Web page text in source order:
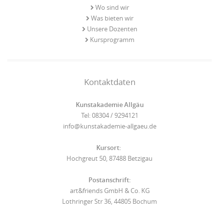
Wo sind wir
Was bieten wir
Unsere Dozenten
Kursprogramm
Kontaktdaten
Kunstakademie Allgäu
Tel: 08304 / 9294121
info@kunstakademie-allgaeu.de
Kursort:
Hochgreut 50, 87488 Betzigau
Postanschrift:
art&friends GmbH & Co. KG
Lothringer Str 36, 44805 Bochum